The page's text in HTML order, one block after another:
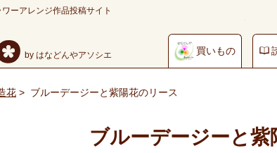
ーアレンジ作品投稿サイト
by はなどんやアソシエ 買いもの
花 > ブルーデージーと紫陽花のリース
ブルーデージーと紫